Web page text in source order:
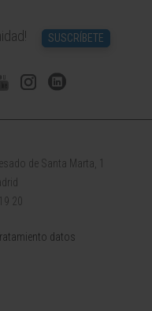
SUSCRÍBETE
de Santa Marta, 1
20
datos